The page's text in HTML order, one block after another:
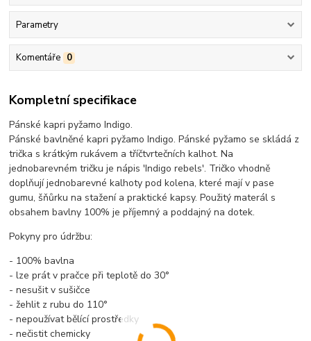
Parametry
Komentáře 0
Kompletní specifikace
Pánské kapri pyžamo Indigo.
Pánské bavlněné kapri pyžamo Indigo. Pánské pyžamo se skládá z
trička s krátkým rukávem a tříčtvrtečních kalhot. Na
jednobarevném tričku je nápis 'Indigo rebels'. Tričko vhodně
doplňují jednobarevné kalhoty pod kolena, které mají v pase
gumu, šňůrku na stažení a praktické kapsy. Použitý materál s
obsahem bavlny 100% je příjemný a poddajný na dotek.
Pokyny pro údržbu:
- 100% bavlna
- lze prát v pračce při teplotě do 30°
- nesušit v sušičce
- žehlit z rubu do 110°
- nepoužívat bělící prostředky
- nečistit chemicky